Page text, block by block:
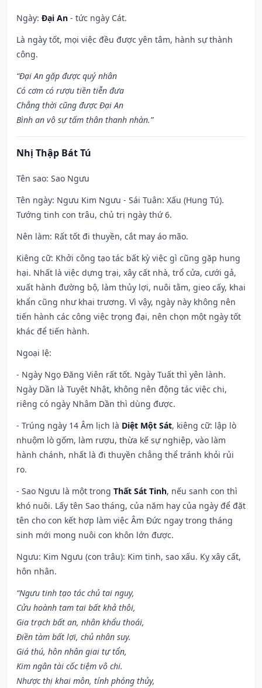
Ngày: Đại An - tức ngày Cát.
Là ngày tốt, mọi việc đều được yên tâm, hành sự thành
công.
“Đại An gặp được quý nhân
Có cơm có rượu tiền tiễn đưa
Chẳng thời cũng được Đại An
Bình an vô sự tấm thân thanh nhàn.”
Nhị Thập Bát Tú
Tên sao: Sao Ngưu
Tên ngày: Ngưu Kim Ngưu - Sái Tuân: Xấu (Hung Tú).
Tướng tinh con trâu, chủ trị ngày thứ 6.
Nên làm: Rất tốt đi thuyền, cắt may áo mão.
Kiêng cữ: Khởi công tạo tác bất kỳ việc gì cũng gặp hung
hại. Nhất là việc dựng trại, xây cất nhà, trổ cửa, cưới gả,
xuất hành đường bộ, làm thủy lợi, nuôi tằm, gieo cấy, khai
khẩn cũng như khai trương. Vì vậy, ngày này không nên
tiến hành các công việc trọng đại, nên chọn một ngày tốt
khác để tiến hành.
Ngoại lệ:
- Ngày Ngọ Đăng Viên rất tốt. Ngày Tuất thì yên lành.
Ngày Dần là Tuyệt Nhật, không nên động tác việc chi,
riêng có ngày Nhâm Dần thì dùng được.
- Trúng ngày 14 Âm lịch là Diệt Một Sát, kiêng cữ: lập lò
nhuộm lò gốm, làm rượu, thừa kế sự nghiệp, vào làm
hành chánh, nhất là đi thuyền chẳng thể tránh khỏi rủi
ro.
- Sao Ngưu là một trong Thất Sát Tinh, nếu sanh con thì
khó nuôi. Lấy tên Sao tháng, của năm hay của ngày để đặt
tên cho con kết hợp làm việc Âm Đức ngay trong tháng
sinh mới mong nuôi con khôn lớn được.
Ngưu: Kim Ngưu (con trâu): Kim tinh, sao xấu. Kỵ xây cất,
hôn nhân.
“Ngưu tinh tạo tác chủ tai nguy,
Cửu hoành tam tai bất khả thôi,
Gia trạch bất an, nhân khẩu thoái,
Điền tàm bất lợi, chủ nhân suy.
Giá thú, hôn nhân giai tự tổn,
Kim ngân tài cốc tiệm vô chi.
Nhược thị khai môn, tính phóng thủy,